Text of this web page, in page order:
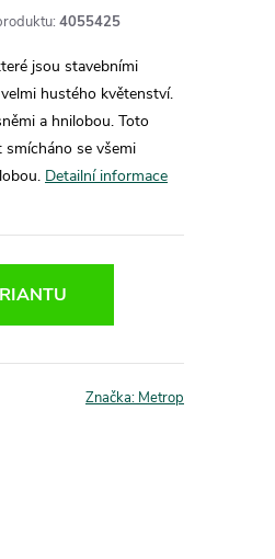
4055425
jsou stavebními
hustého květenství.
a hnilobou. Toto
se všemi
Detailní informace
Značka: Metrop